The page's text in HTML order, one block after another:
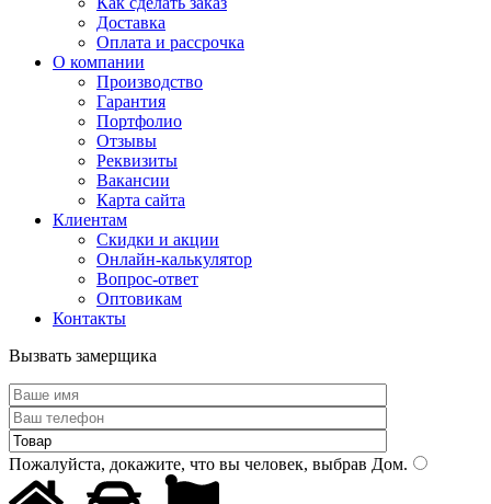
Доставка
Оплата и рассрочка
О компании
Производство
Гарантия
Портфолио
Отзывы
Реквизиты
Вакансии
Карта сайта
Клиентам
Скидки и акции
Онлайн-калькулятор
Вопрос-ответ
Оптовикам
Контакты
Вызвать замерщика
Пожалуйста, докажите, что вы человек, выбрав Дом.